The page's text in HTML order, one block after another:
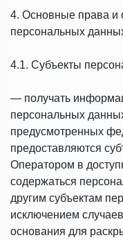
4. Основные права и
персональных
4.1. Субъекты
— получать
персональных
предусмотренных
предоставляются
Оператором в
содержаться
другим субъектам
исключением
основания для